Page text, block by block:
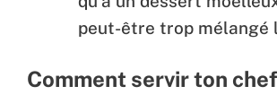
peut-être trop mélangé
Comment servir ton